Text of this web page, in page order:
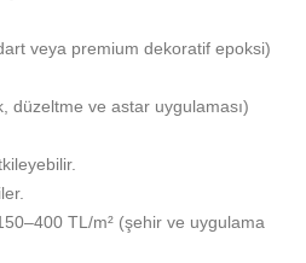
veya premium dekoratif epoksi)
düzeltme ve astar uygulaması)
TL/m² (şehir ve uygulama